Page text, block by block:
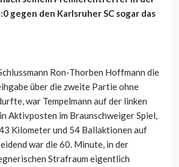
gegen den Karlsruher SC sogar das
Ron-Thorben Hoffmann die
über die zweite Partie ohne
war Tempelmann auf der linken
Aktivposten im Braunschweiger Spiel,
Kilometer und 54 Ballaktionen auf
war die 60. Minute, in der
Strafraum eigentlich